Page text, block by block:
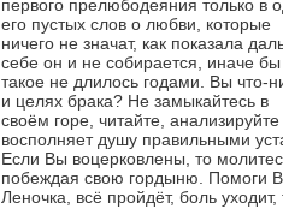
первого прелюбодеяния только в
его пустых слов о любви, которые
ничего не значат, как показала
себе он и не собирается, иначе бы
такое не длилось годами. Вы
и целях брака? Не замыкайтесь в
своём горе, читайте,
восполняет душу правильными
Если Вы воцерковлены, то
побеждая свою гордыню. Помоги
Леночка, всё пройдёт, боль